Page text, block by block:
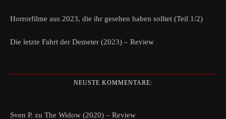
Horrorfilme aus 2023, die ihr gesehen haben solltet (Teil 1/2)
Die letzte Fahrt der Demeter (2023) – Review
NEUSTE KOMMENTARE:
Sven P. zu The Widow (2020) – Review